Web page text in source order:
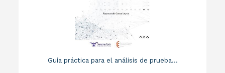
Guía práctica para el análisis de prueba...